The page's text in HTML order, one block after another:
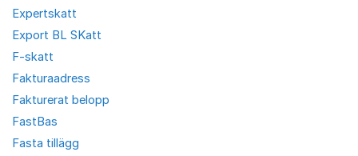
Expertskatt
Export BL SKatt
F-skatt
Fakturaadress
Fakturerat belopp
FastBas
Fasta tillägg